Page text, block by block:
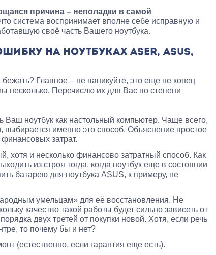
причина – неполадки в самой
система воспринимает вполне себе исправную и
своё часть Вашего ноутбука.
НА НОУТБУКАХ ASER, ASUS,
Главное – не паникуйте, это еще не конец
Перечислю их для Вас по степени
Ваш ноутбук как настольный компьютер. Чаще всего,
выбирается именно это способ. Объяснение простое
затрат.
хотя и несколько финансово затратный способ. Как
из строя тогда, когда ноутбук еще в состоянии
батарею для ноутбука ASUS, к примеру, не
умельцам» для её восстановления. Не
качество такой работы будет сильно зависеть от
двух третей от покупки новой. Хотя, если речь
то почему бы и нет?
(естественно, если гарантия еще есть).